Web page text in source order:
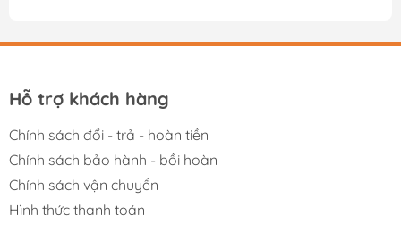
Hỗ trợ khách hàng
Chính sách đổi - trả - hoàn tiền
Chính sách bảo hành - bồi hoàn
Chính sách vận chuyển
Hình thức thanh toán